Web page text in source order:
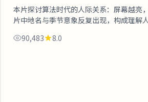
本片探讨算法时代的人际关系：屏幕越亮
片中地名与季节意象反复出现，构成理解
会声音细节。《重逢契约在名古屋落...
90,483 8.0